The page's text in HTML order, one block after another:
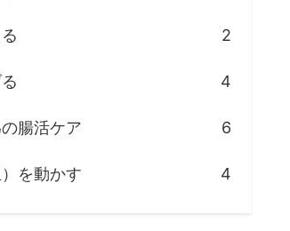
2
4
腸活ケア 6
を動かす 4